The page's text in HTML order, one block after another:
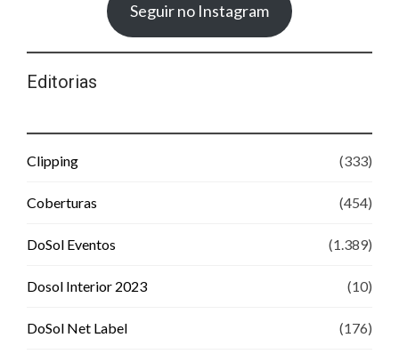
Seguir no Instagram
Editorias
Clipping (333)
Coberturas (454)
DoSol Eventos (1.389)
Dosol Interior 2023 (10)
DoSol Net Label (176)